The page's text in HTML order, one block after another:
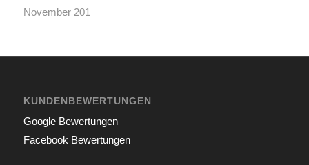
November 201
KUNDENBEWERTUNGEN
Google Bewertungen
Facebook Bewertungen